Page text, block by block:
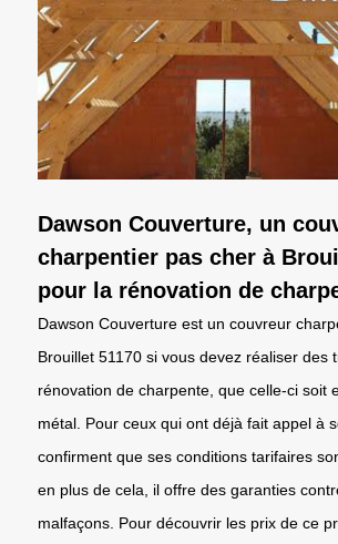
Dawson Couverture, un
charpentier pas cher à
pour la rénovation de
Dawson Couverture est un couvreur
Brouillet 51170 si vous devez réaliser des
rénovation de charpente, que celle-ci soit
métal. Pour ceux qui ont déjà fait appel à
confirment que ses conditions tarifaires
en plus de cela, il offre des garanties
malfaçons. Pour découvrir les prix de ce